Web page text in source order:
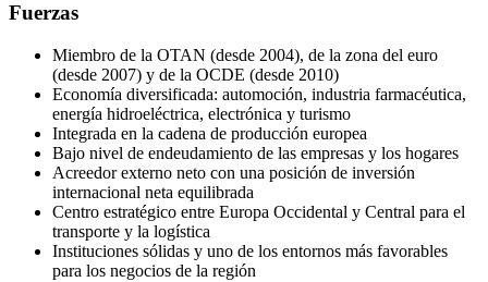
Fuerzas
Miembro de la OTAN (desde 2004), de la zona del euro
(desde 2007) y de la OCDE (desde 2010)
Economía diversificada: automoción, industria farmacéutica,
energía hidroeléctrica, electrónica y turismo
Integrada en la cadena de producción europea
Bajo nivel de endeudamiento de las empresas y los hogares
Acreedor externo neto con una posición de inversión
internacional neta equilibrada
Centro estratégico entre Europa Occidental y Central para el
transporte y la logística
Instituciones sólidas y uno de los entornos más favorables
para los negocios de la región